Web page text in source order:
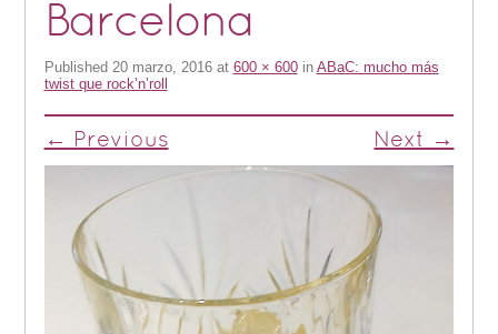
Barcelona
Published 20 marzo, 2016at 600 × 600in ABaC: mucho más
twist que rock’n’roll
← Previous Next →